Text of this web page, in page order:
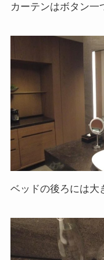
カーテンはボタン一
ベッドの後ろには大